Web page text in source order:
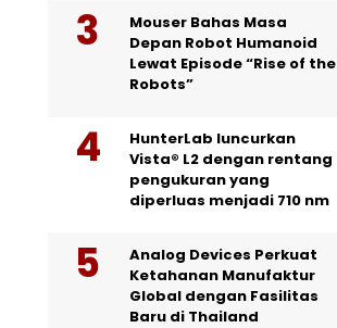
Mouser Bahas Masa
Depan Robot Humanoid
Lewat Episode “Rise of the
Robots”
HunterLab luncurkan
Vista® L2 dengan rentang
pengukuran yang
diperluas menjadi 710 nm
Analog Devices Perkuat
Ketahanan Manufaktur
Global dengan Fasilitas
Baru di Thailand